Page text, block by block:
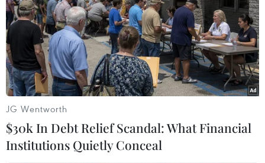
29/07/2026 11:02
Phố Main ở Johannesburg: Từ "Wall
Street của Thành phố Vàng" đến đại
lộ di sản cộng đồng
29/07/2026 09:23
Cây chà là - Hình ảnh thân thuộc
JG Wentworth
$30k In Debt Relief Scandal: What Financial
Institutions Quietly Conceal